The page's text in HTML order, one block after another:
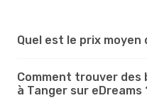
Quel est le prix moyen
Comment trouver des
à Tanger sur eDreams